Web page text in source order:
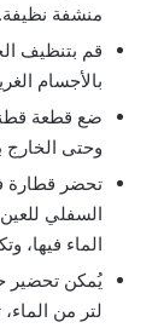
منشفة نظيفة.
قم بتنظيف
بالأجسام
ضع قطعة
وحتى الخارج
تحضر قطارة
السفلي
الماء فيها،
يُمكن تحضير
لتر من